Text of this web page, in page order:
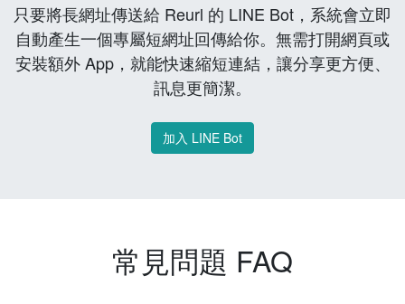
只要將長網址傳送給 Reurl 的 LINE Bot，系統會立即
自動產生一個專屬短網址回傳給你。無需打開網頁或
安裝額外 App，就能快速縮短連結，讓分享更方便、
訊息更簡潔。
加入 LINE Bot
常見問題 FAQ